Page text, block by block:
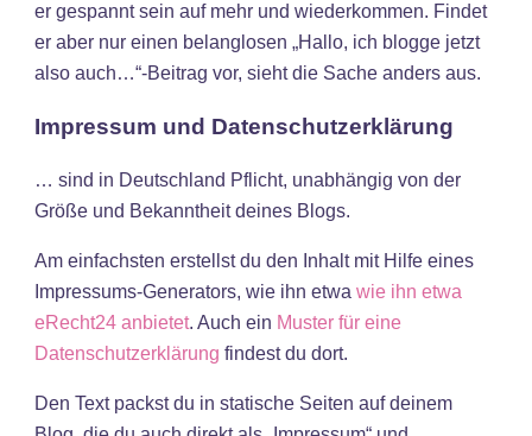
er gespannt sein auf mehr und wiederkommen. Findet
er aber nur einen belanglosen „Hallo, ich blogge jetzt
also auch…“-Beitrag vor, sieht die Sache anders aus.
Impressum und Datenschutzerklärung
… sind in Deutschland Pflicht, unabhängig von der
Größe und Bekanntheit deines Blogs.
Am einfachsten erstellst du den Inhalt mit Hilfe eines
Impressums-Generators, wie ihn etwa wie ihn etwa
eRecht24 anbietet. Auch ein Muster für eine
Datenschutzerklärung findest du dort.
Den Text packst du in statische Seiten auf deinem